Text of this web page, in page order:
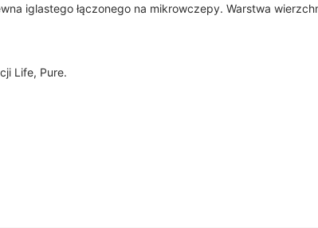
iglastego łączonego na mikrowczepy. Warstwa
Life, Pure.